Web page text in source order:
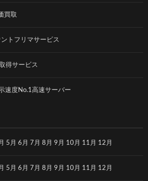
買取
トフリマサービス
得サービス
速度No.1高速サーバー
5月 6月 7月 8月 9月 10月 11月 12月
5月 6月 7月 8月 9月 10月 11月 12月